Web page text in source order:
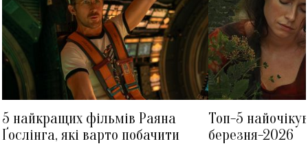
5 найкращих фільмів Раяна
Ґослінга, які варто побачити
Топ-5
березня-2026